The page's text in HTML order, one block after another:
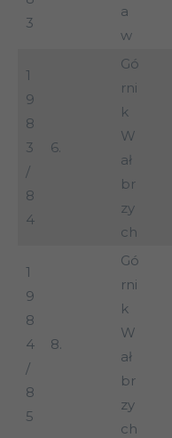
3
a
w
1
9
8
3
/
8
4
6.
Gó
rni
k
W
ał
br
zy
ch
1
9
8
4
/
8
5
8.
Gó
rni
k
W
ał
br
zy
ch